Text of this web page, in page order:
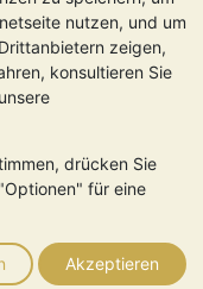
nutzen, und um
zeigen,
konsultieren Sie
drücken Sie
für eine
Akzeptieren
kann sowohl
sind keine Garantie
auf den Webseiten
stellt eine